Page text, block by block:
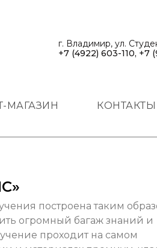
г. Владимир, ул.
+7 (4922) 603-110, +7
МАГАЗИН КОНТАКТЫ
построена таким
огромный багаж знаний и
проходит на самом